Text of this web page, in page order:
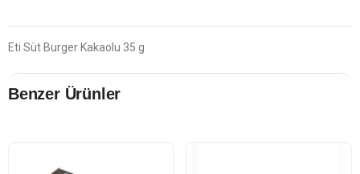
Eti Süt Burger Kakaolu 35 g
Benzer Ürünler